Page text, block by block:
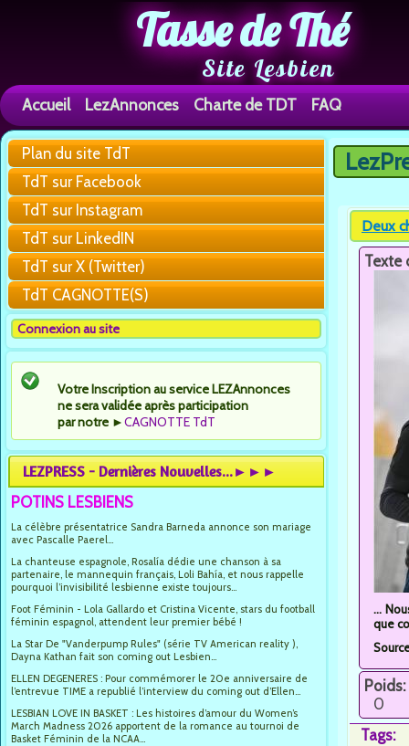
Tasse de Thé
Site Lesbien
Accueil LezAnnonces Charte de TDT FAQ
Plan du site TdT
TdT sur Facebook
TdT sur Instagram
TdT sur LinkedIN
TdT sur X (Twitter)
TdT CAGNOTTE(S)
Connexion au site
Votre Inscription au service LEZAnnonces
ne sera validée après participation
par notre ►CAGNOTTE TdT
LEZPRESS - Dernières Nouvelles...►►►
POTINS LESBIENS
La célèbre présentatrice Sandra Barneda annonce son mariage
avec Pascalle Paerel...
La chanteuse espagnole, Rosalía dédie une chanson à sa
partenaire, le mannequin français, Loli Bahía, et nous rappelle
pourquoi l’invisibilité lesbienne existe toujours...
Foot Féminin - Lola Gallardo et Cristina Vicente, stars du football
féminin espagnol, attendent leur premier bébé !
La Star De "Vanderpump Rules" (série TV American reality ),
Dayna Kathan fait son coming out Lesbien...
ELLEN DEGENERES : Pour commémorer le 20e anniversaire de
l’entrevue TIME a republié l’interview du coming out d’Ellen...
LESBIAN LOVE IN BASKET : Les histoires d’amour du Women’s
March Madness 2026 apportent de la romance au tournoi de
Basket Féminin de la NCAA...
Vous
Deux
Texte
...
que
Poids:
0
Tags: